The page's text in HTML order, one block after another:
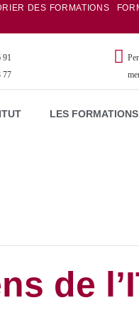
DES FORMATIONS
77
LES FORMATIONS
de